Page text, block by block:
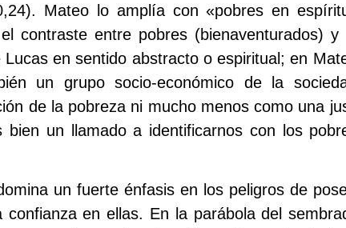
Mateo lo amplía con «pobres en
contraste entre pobres (bienaventurados)
en sentido abstracto o espiritual; en
un grupo socio-económico de la
de la pobreza ni mucho menos como una
un llamado a identificarnos con los
un fuerte énfasis en los peligros de
en ellas. En la parábola del